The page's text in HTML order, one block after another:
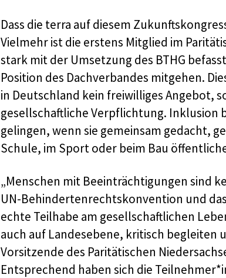
Dass die terra auf diesem
Vielmehr ist die erstens Mitglied im
stark mit der Umsetzung des BTHG
Position des Dachverbandes mitgehen.
in Deutschland kein freiwilliges Angebot,
gesellschaftliche Verpflichtung. Inklusion
gelingen, wenn sie gemeinsam gedacht,
Schule, im Sport oder beim Bau
„Menschen mit Beeinträchtigungen sind
UN-Behindertenrechtskonvention und
echte Teilhabe am gesellschaftlichen
auch auf Landesebene, kritisch begleiten
Vorsitzende des Paritätischen
Entsprechend haben sich die